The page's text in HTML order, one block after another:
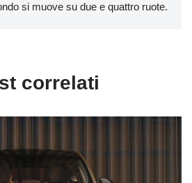
si muove su due e quattro ruote.
correlati